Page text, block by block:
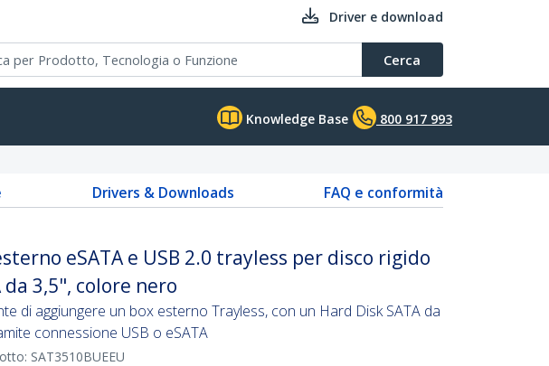
Driver e download
Cerca
Knowledge Base 800 917 993
Drivers & Downloads
FAQ e conformità
eSATA e USB 2.0 trayless per disco rigido
da 3,5", colore nero
di aggiungere un box esterno Trayless, con un Hard Disk SATA da
connessione USB o eSATA
SAT3510BUEEU